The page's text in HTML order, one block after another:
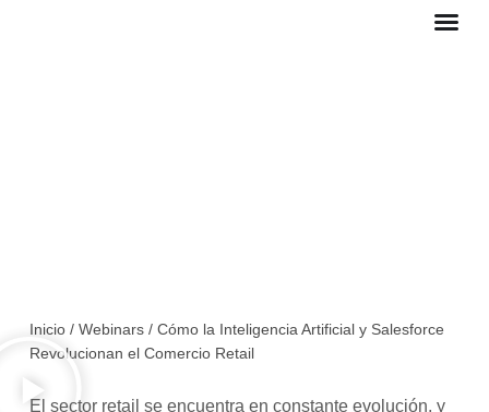
Inicio /Webinars /Cómo la Inteligencia Artificial y Salesforce
Revolucionan el Comercio Retail
El sector retail se encuentra en constante evolución, y